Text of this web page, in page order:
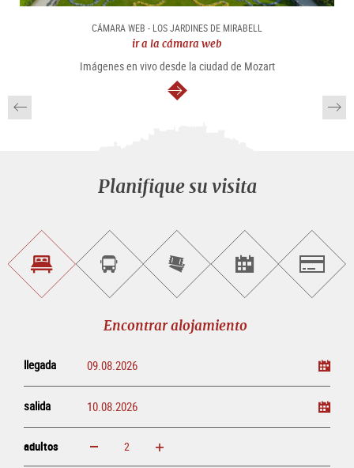
CÁMARA WEB - LOS JARDINES DE MIRABELL
ir a la cámara web
Imágenes en vivo desde la ciudad de Mozart
continuar
Planifique su visita
Encontrar
alojamiento
Reservar
visitas
guiadas
Comprar
entradas
en
Encontrar<br>
eventos
Encontrar alojamiento
llegada
salida
adultos aumentar disminuir